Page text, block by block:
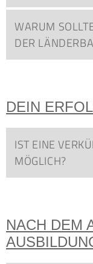
WARUM
DER
DEIN
IST EINE
MÖGLICH?
NACH DEM